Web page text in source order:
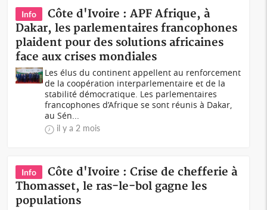
Info
Côte d'Ivoire : APF Afrique, à
Dakar, les parlementaires francophones
plaident pour des solutions africaines
face aux crises mondiales
Les élus du continent appellent au renforcement
de la coopération interparlementaire et de la
stabilité démocratique. Les parlementaires
francophones d’Afrique se sont réunis à Dakar,
au Sén...
il y a 2 mois
Info
Côte d'Ivoire : Crise de chefferie à
Thomasset, le ras-le-bol gagne les
populations